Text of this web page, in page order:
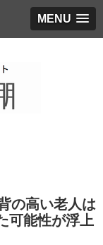
MENU
の高い老人は
可能性が浮上